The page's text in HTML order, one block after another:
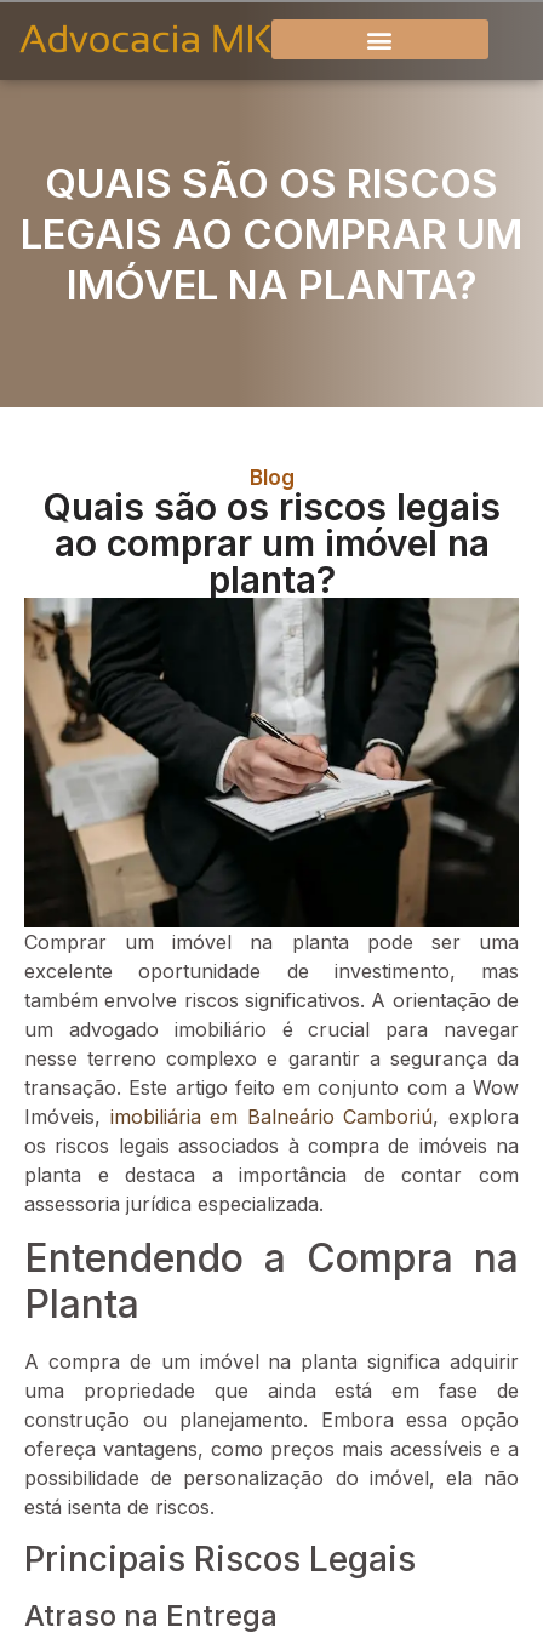
QUAIS SÃO OS RISCOS
LEGAIS AO COMPRAR UM
IMÓVEL NA PLANTA?
Blog
Quais são os riscos legais
ao comprar um imóvel na
planta?
Comprar um imóvel na planta pode ser uma
excelente oportunidade de investimento, mas
também envolve riscos significativos. A orientação de
um advogado imobiliário é crucial para navegar
nesse terreno complexo e garantir a segurança da
transação. Este artigo feito em conjunto com a Wow
Imóveis, imobiliária em Balneário Camboriú, explora
os riscos legais associados à compra de imóveis na
planta e destaca a importância de contar com
assessoria jurídica especializada.
Entendendo a Compra na
Planta
A compra de um imóvel na planta significa adquirir
uma propriedade que ainda está em fase de
construção ou planejamento. Embora essa opção
ofereça vantagens, como preços mais acessíveis e a
possibilidade de personalização do imóvel, ela não
está isenta de riscos.
Principais Riscos Legais
Atraso na Entrega